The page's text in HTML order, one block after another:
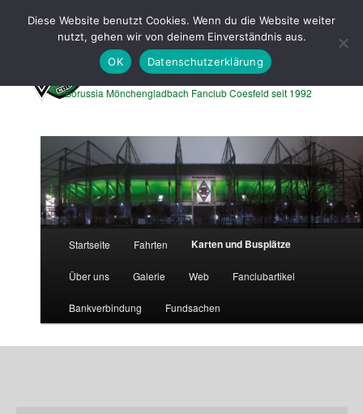
primären
sekundären
Borussen Express Coesfeld
Borussia Mönchengladbach Fanclub Coesfeld seit 1992
Startseite Fahrten Karten und Busplätze
Über uns Galerie Web Fanclubartikel
Bankverbindung Fundsachen
Diese Website benutzt Cookies. Wenn du die Website weiter
nutzt, gehen wir von deinem Einverständnis aus.
OK
Datenschutzerklärung